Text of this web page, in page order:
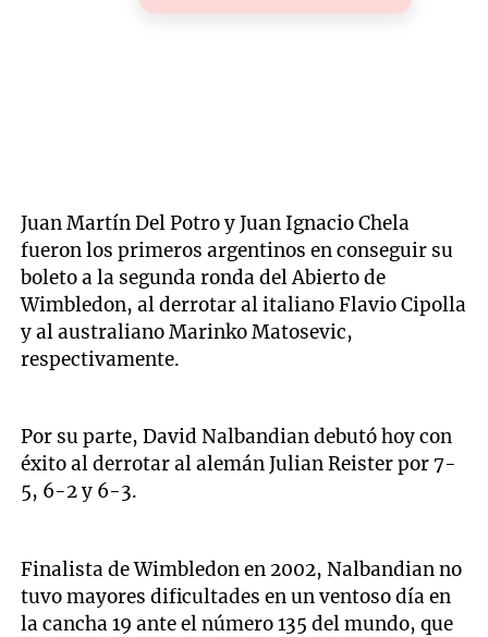
Juan Martín Del Potro y Juan Ignacio Chela
fueron los primeros argentinos en conseguir su
boleto a la segunda ronda del Abierto de
Wimbledon, al derrotar al italiano Flavio Cipolla
y al australiano Marinko Matosevic,
respectivamente.
Por su parte, David Nalbandian debutó hoy con
éxito al derrotar al alemán Julian Reister por 7-
5, 6-2 y 6-3.
Finalista de Wimbledon en 2002, Nalbandian no
tuvo mayores dificultades en un ventoso día en
la cancha 19 ante el número 135 del mundo, que